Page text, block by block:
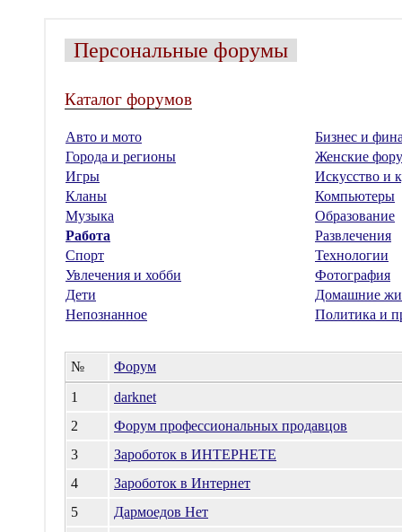
Персональные форумы
Каталог форумов
Авто и мото
Бизнес и
Города и регионы
Женские
Игры
Искусство и
Кланы
Компьютеры
Музыка
Образование
Работа
Развлечения
Спорт
Технологии
Увлечения и хобби
Фотография
Дети
Домашние
Непознанное
Политика и
№
Форум
1
darknet
2
Форум профессиональных продавцов
3
Зароботок в ИНТЕРНЕТЕ
4
Зароботок в Интернет
5
Дармоедов Нет